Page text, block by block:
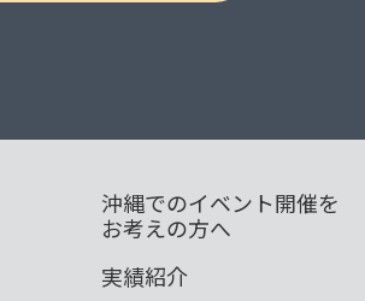
沖縄でのイベント開催を
お考えの方へ
実績紹介